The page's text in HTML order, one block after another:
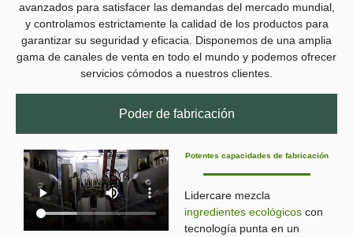
avanzados para satisfacer las demandas del mercado mundial,
y controlamos estrictamente la calidad de los productos para
garantizar su seguridad y eficacia. Disponemos de una amplia
gama de canales de venta en todo el mundo y podemos ofrecer
servicios cómodos a nuestros clientes.
Poder de fabricación
Potentes capacidades de fabricación
Lidercare mezcla
ingredientes ecológicos con
tecnología punta en un